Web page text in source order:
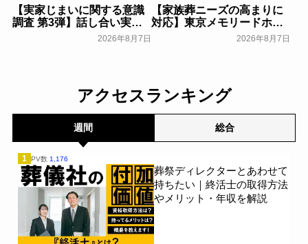
【実家じまいに関する意識
調査 第3弾】話し合い実施
率は29.5％で前回から低
2026年8月7日
【家族葬ニーズの高まりに
対応】東京メモリードホー
ルに貸切型家族葬空間『第
2026年8月7日
アクセスランキング
週間 総合
1 PV数 1,176
葬祭ディレクターとあわせて
持ちたい｜終活士の取得方法
やメリット・年収を解説